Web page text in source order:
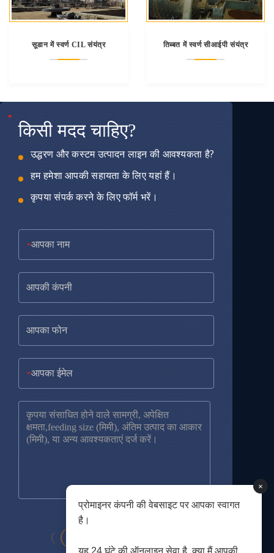
सूडान में स्वर्ण CIL संयंत्र तिब्बत में स्वर्ण सीआईपी संयंत्र
किसी मदद चाहिए?
उद्धरण और कस्टम उत्पादन लाइन की आवश्यकता है?
हम हमेशा आपकी सहायता के लिए यहां हैं।
कृपया संपर्क करने के लिए फॉर्म भरें।
*
*
*
*
*
×
प्रोमाइनर कंपनी की वेबसाइट पर आपका स्वागत
है।
यह 24 घंटे की ऑनलाइन सेवा है, क्या मैं आपकी